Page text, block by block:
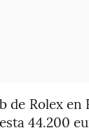
de Rolex
44.200